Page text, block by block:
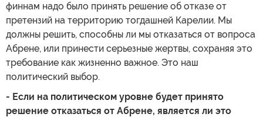
финнам надо было принять решение об отказе от
претензий на территорию тогдашней Карелии. Мы
должны решить, способны ли мы отказаться от вопроса
Абрене, или принести серьезные жертвы, сохраняя это
требование как жизненно важное. Это наш
политический выбор.
- Если на политическом уровне будет принято
решение отказаться от Абрене, является ли это